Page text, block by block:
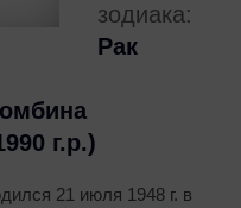
зодиака:
Рак
г.р.)
21 июля 1948 г. в